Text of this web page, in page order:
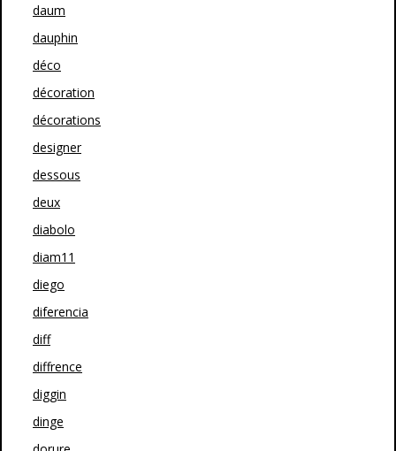
daum
dauphin
déco
décoration
décorations
designer
dessous
deux
diabolo
diam11
diego
diferencia
diff
diffrence
diggin
dinge